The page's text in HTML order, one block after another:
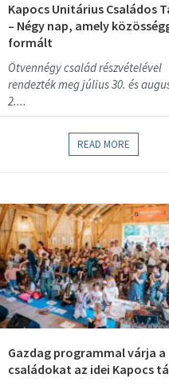
Kapocs Unitárius Családos
– Négy nap, amely
formált
Ötvennégy család részvételével
rendezték meg július 30. és
2....
READ MORE
Gazdag programmal várja a
családokat az idei Kapocs